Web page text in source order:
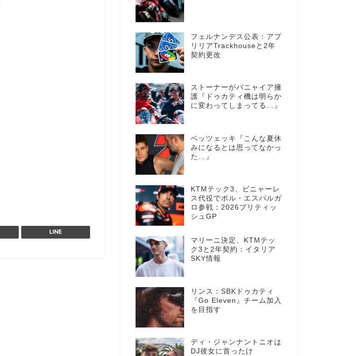
フェルナンデス公表：アプ
リリアTrackhouseと2年
契約更改
ストーナーがバニャイア擁
護『ドゥカティ機は明らか
に変わってしまってる…』
ベッツェッキ『こんな夏休
みになるとは思ってなかっ
た…』
KTMテック3、ビニャーレ
ス代役でポル・エスパルガ
ロ参戦：2026ブリティッ
シュGP
マリーニ決定、KTMテッ
ク3と2年契約：イタリア
SKY情報
リンス：SBKドゥカティ
『Go Eleven』チーム加入
を目指す
ディ・ジャンナントニオは
DJ彼女に首ったけ